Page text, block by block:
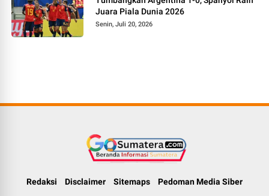
Juara Piala Dunia 2026
Senin, Juli 20, 2026
Redaksi Disclaimer Sitemaps Pedoman Media Siber